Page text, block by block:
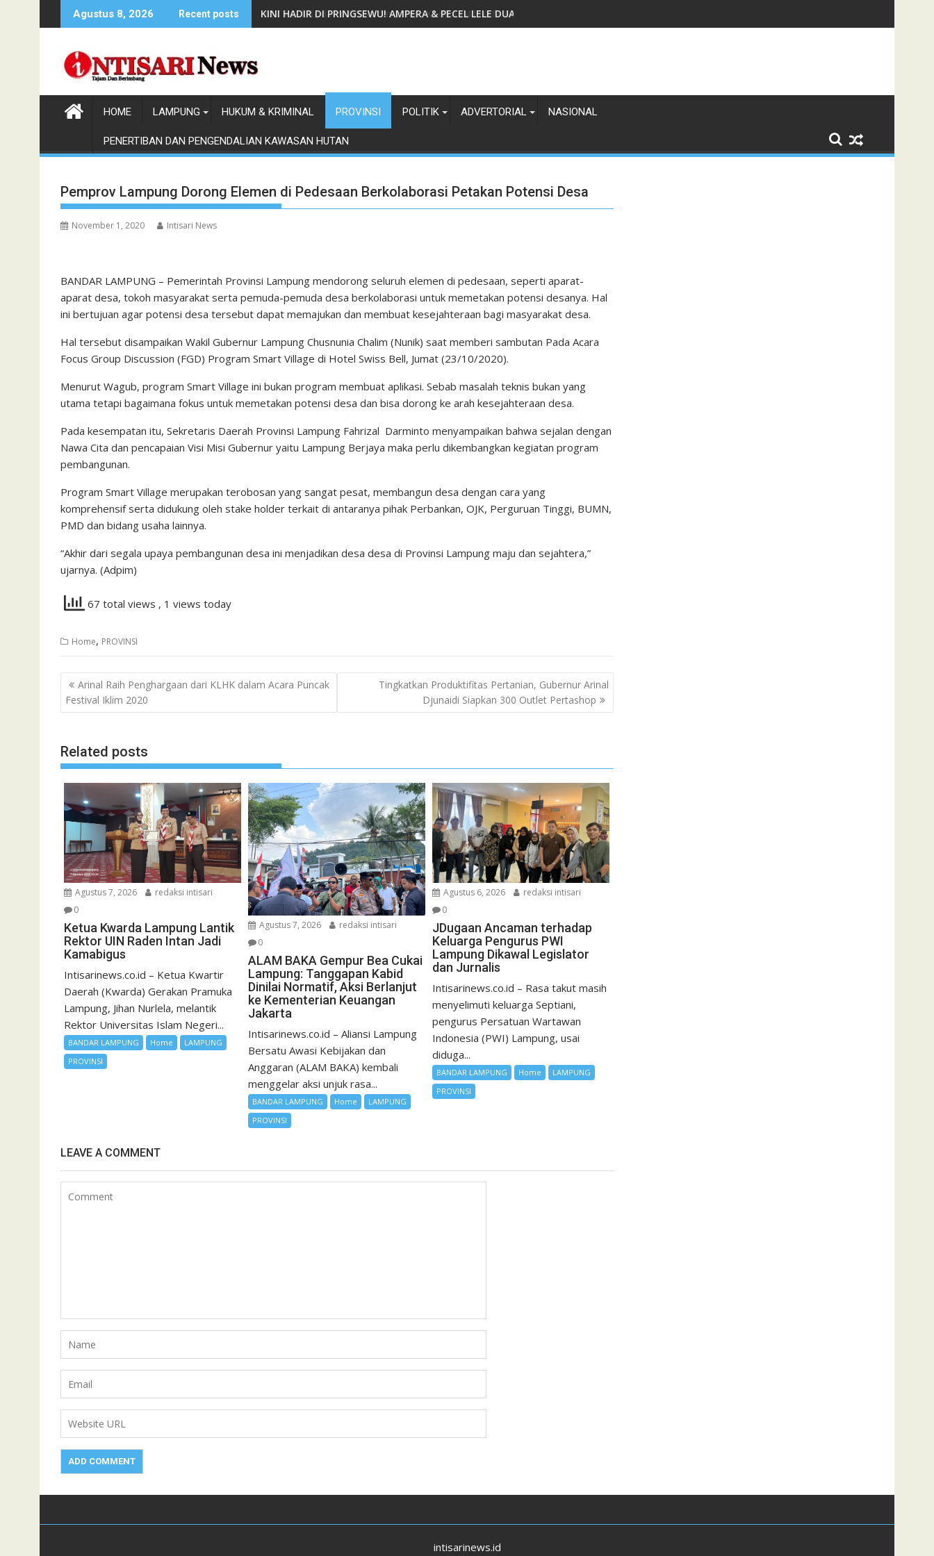
to
Agustus 8, 2026 Recent posts HUT ke-1 Kodam XXI/Radin Inten, Kodim 0411/KM Gelar Doa Bersama
HOME LAMPUNG HUKUM & KRIMINAL PROVINSI POLITIK ADVERTORIAL NASIONAL
PENERTIBAN DAN PENGENDALIAN KAWASAN HUTAN
Pemprov Lampung Dorong Elemen di Pedesaan Berkolaborasi Petakan Potensi Desa
November 1, 2020 Intisari News
BANDAR LAMPUNG – Pemerintah Provinsi Lampung mendorong seluruh elemen di pedesaan, seperti aparat-
aparat desa, tokoh masyarakat serta pemuda-pemuda desa berkolaborasi untuk memetakan potensi desanya. Hal
ini bertujuan agar potensi desa tersebut dapat memajukan dan membuat kesejahteraan bagi masyarakat desa.
Hal tersebut disampaikan Wakil Gubernur Lampung Chusnunia Chalim (Nunik) saat memberi sambutan Pada Acara
Focus Group Discussion (FGD) Program Smart Village di Hotel Swiss Bell, Jumat (23/10/2020).
Menurut Wagub, program Smart Village ini bukan program membuat aplikasi. Sebab masalah teknis bukan yang
utama tetapi bagaimana fokus untuk memetakan potensi desa dan bisa dorong ke arah kesejahteraan desa.
Pada kesempatan itu, Sekretaris Daerah Provinsi Lampung Fahrizal Darminto menyampaikan bahwa sejalan dengan
Nawa Cita dan pencapaian Visi Misi Gubernur yaitu Lampung Berjaya maka perlu dikembangkan kegiatan program
pembangunan.
Program Smart Village merupakan terobosan yang sangat pesat, membangun desa dengan cara yang
komprehensif serta didukung oleh stake holder terkait di antaranya pihak Perbankan, OJK, Perguruan Tinggi, BUMN,
PMD dan bidang usaha lainnya.
“Akhir dari segala upaya pembangunan desa ini menjadikan desa desa di Provinsi Lampung maju dan sejahtera,”
ujarnya. (Adpim)
67 total views , 1 views today
Home, PROVINSI
Navigasi
pos
Arinal Raih Penghargaan dari KLHK dalam Acara Puncak
Festival Iklim 2020
Tingkatkan Produktifitas Pertanian, Gubernur Arinal
Djunaidi Siapkan 300 Outlet Pertashop
Related posts
Agustus 7, 2026
redaksi intisari
0
Ketua Kwarda Lampung Lantik
Rektor UIN Raden Intan Jadi
Kamabigus
Intisarinews.co.id – Ketua Kwartir
Daerah (Kwarda) Gerakan Pramuka
Lampung, Jihan Nurlela, melantik
Rektor Universitas Islam Negeri...
BANDAR LAMPUNG Home
LAMPUNG
PROVINSI
Agustus 7, 2026
redaksi intisari
0
ALAM BAKA Gempur Bea Cukai
Lampung: Tanggapan Kabid
Dinilai Normatif, Aksi Berlanjut
ke Kementerian Keuangan
Jakarta
Intisarinews.co.id – Aliansi Lampung
Bersatu Awasi Kebijakan dan
Anggaran (ALAM BAKA) kembali
menggelar aksi unjuk rasa...
BANDAR LAMPUNG Home
LAMPUNG
PROVINSI
Agustus 6, 2026
redaksi intisari
0
JDugaan Ancaman terhadap
Keluarga Pengurus PWI
Lampung Dikawal Legislator
dan Jurnalis
Intisarinews.co.id – Rasa takut masih
menyelimuti keluarga Septiani,
pengurus Persatuan Wartawan
Indonesia (PWI) Lampung, usai
diduga...
BANDAR LAMPUNG Home
LAMPUNG
PROVINSI
LEAVE A COMMENT
intisarinews.id